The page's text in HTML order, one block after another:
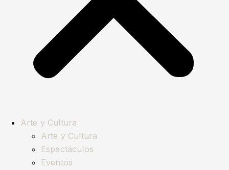
Arte y Cultura
Arte y Cultura
Espectáculos
Eventos